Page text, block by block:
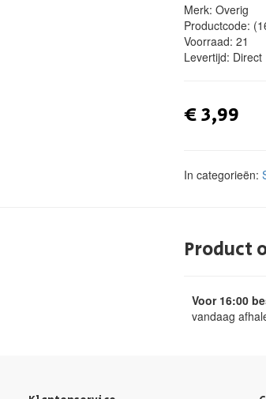
Merk: Overig
Productcode:
Voorraad: 21
Levertijd: Direct
€ 3,99
In categorieën:
Product
Voor 16:00
vandaag